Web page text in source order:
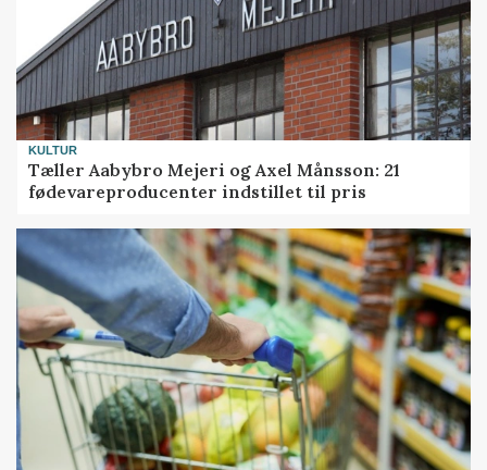
KULTUR
Tæller Aabybro Mejeri og Axel Månsson: 21
fødevareproducenter indstillet til pris